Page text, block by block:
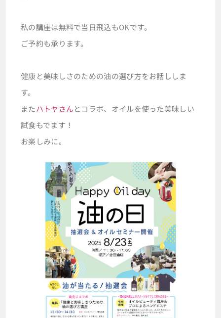
私の講座は無料で当日飛込もOKです。
ご予約も承ります。
健康と美味しさのための油の選び方をお話ししま
す。
またハトヤさんとコラボ、オイルを使った美味しい
試食もでます！
お楽しみに。